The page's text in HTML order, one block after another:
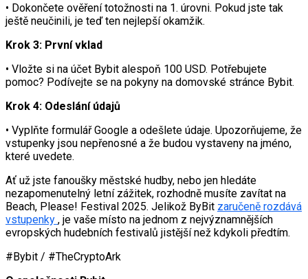
• Dokončete ověření totožnosti na 1. úrovni. Pokud jste tak
ještě neučinili, je teď ten nejlepší okamžik.
Krok 3: První vklad
• Vložte si na účet Bybit alespoň 100 USD. Potřebujete
pomoc? Podívejte se na pokyny na domovské stránce Bybit.
Krok 4: Odeslání údajů
• Vyplňte formulář Google a odešlete údaje. Upozorňujeme, že
vstupenky jsou nepřenosné a že budou vystaveny na jméno,
které uvedete.
Ať už jste fanoušky městské hudby, nebo jen hledáte
nezapomenutelný letní zážitek, rozhodně musíte zavítat na
Beach, Please! Festival 2025. Jelikož ByBit zaručeně rozdává
vstupenky , je vaše místo na jednom z nejvýznamnějších
evropských hudebních festivalů jistější než kdykoli předtím.
#Bybit / #TheCryptoArk